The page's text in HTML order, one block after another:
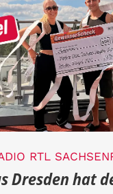
RTL
Dresden hat